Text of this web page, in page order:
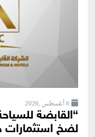
6 أغسطس ,2026
“القابضة
لضخ استثمارات